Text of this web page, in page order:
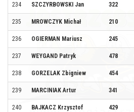
234 SZCZYRBOWSKI Jan 322
235 MROWCZYK Michał 210
236 OGIERMAN Mariusz 245
237 WEYGAND Patryk 478
238 GORZELAK Zbigniew 454
239 MARCINIAK Artur 341
240 BAJKACZ Krzysztof 429